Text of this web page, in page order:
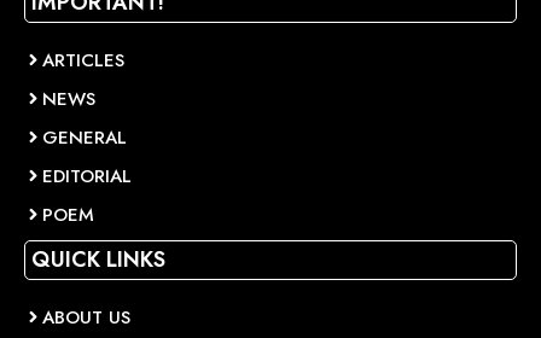
ARTICLES
NEWS
GENERAL
EDITORIAL
POEM
QUICK LINKS
ABOUT US